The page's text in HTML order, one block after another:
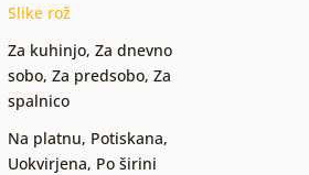
Slike rož
Za kuhinjo, Za dnevno
sobo, Za predsobo, Za
spalnico
Na platnu, Potiskana,
Uokvirjena, Po širini